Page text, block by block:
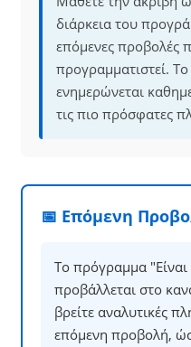
διάρκεια του
επόμενες προβολές
προγραμματιστεί.
ενημερώνεται
τις πιο πρόσφατες
📅 Επόμενη
Το πρόγραμμα
προβάλλεται στο
βρείτε αναλυτικές
επόμενη προβολή,